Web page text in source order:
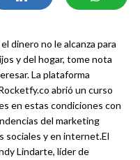
dinero no le alcanza para
y del hogar, tome nota
La plataforma
abrió un curso
en estas condiciones con
del marketing
sociales y en internet.El
Lindarte, líder de